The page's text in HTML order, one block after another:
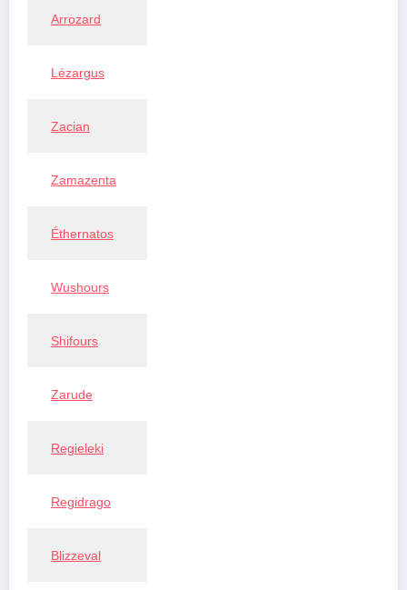
Arrozard
Lézargus
Zacian
Zamazenta
Éthernatos
Wushours
Shifours
Zarude
Regieleki
Regidrago
Blizzeval